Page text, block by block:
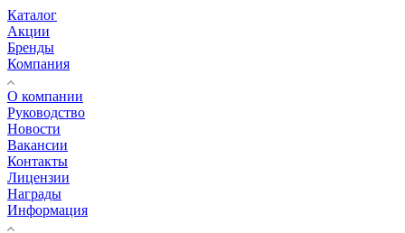
Каталог
Акции
Бренды
Компания
О компании
Руководство
Новости
Вакансии
Контакты
Лицензии
Награды
Информация